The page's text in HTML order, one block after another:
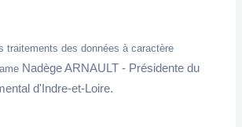
traitements des données à caractère
Nadège ARNAULT - Présidente du
d'Indre-et-Loire.